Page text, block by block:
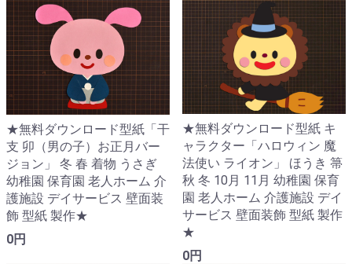
★無料ダウンロード型紙「干
支 卯（男の子）お正月バー
ジョン」 冬 春 着物 うさぎ
幼稚園 保育園 老人ホーム 介
護施設 デイサービス 壁面装
飾 型紙 製作★
0円
★無料ダウンロード型紙 キ
ャラクター「ハロウィン 魔
法使い ライオン」 ほうき 箒
秋 冬 10月 11月 幼稚園 保育
園 老人ホーム 介護施設 デイ
サービス 壁面装飾 型紙 製作
★
0円